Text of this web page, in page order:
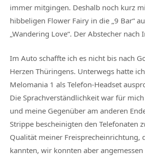
immer mitgingen. Deshalb noch kurz
hibbeligen Flower Fairy in die „9 Bar“
„Wandering Love“. Der Abstecher nach
Im Auto schaffte ich es nicht bis nach
Herzen Thüringens. Unterwegs hatte
Melomania 1 als Telefon-Headset
Die Sprachverständlichkeit war für
und meine Gegenüber am anderen
Strippe bescheinigten den Telefonaten
Qualität meiner Freisprecheinrichtung,
kannten, wir konnten aber